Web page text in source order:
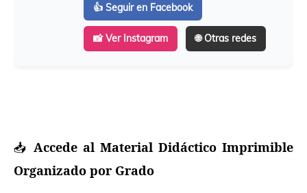
👍 Seguir en Facebook
📸 Ver Instagram 🌐 Otras redes
📥 Accede al Material Didáctico Imprimible
Organizado por Grado